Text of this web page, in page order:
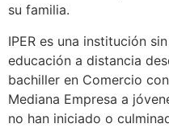
su familia.
IPER es una institución
educación a distancia
bachiller en Comercio
Mediana Empresa a
no han iniciado o